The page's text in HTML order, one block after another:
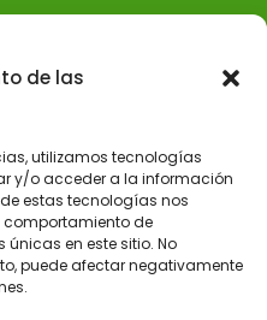
de las
utilizamos tecnologías
y/o acceder a la información
estas tecnologías nos
de
en este sitio. No
puede afectar negativamente
interiores en Madrid
en Madrid